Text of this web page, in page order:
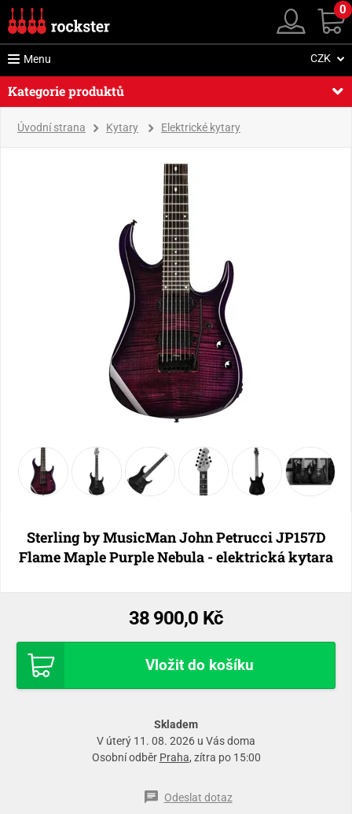
0
Menu CZK
Kategorie produktů
Úvodní strana Kytary Elektrické kytary
Sterling by MusicMan John Petrucci JP157D
Flame Maple Purple Nebula - elektrická kytara
38 900,0 Kč
Vložit do košíku
Skladem
V úterý 11. 08. 2026 u Vás doma
Osobní odběr Praha, zítra po 15:00
Odeslat dotaz